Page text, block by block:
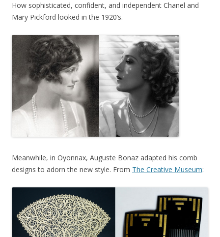
How sophisticated, confident, and independent Chanel and
Mary Pickford looked in the 1920’s.
Meanwhile, in Oyonnax, Auguste Bonaz adapted his comb
designs to adorn the new style. From The Creative Museum: